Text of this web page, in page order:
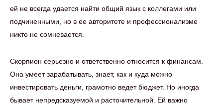
ей не всегда удается найти общий язык с коллегами или
подчиненными, но в ее авторитете и профессионализме
никто не сомневается.
Скорпион серьезно и ответственно относится к финансам.
Она умеет зарабатывать, знает, как и куда можно
инвестировать деньги, грамотно ведет бюджет. Но иногда
бывает непредсказуемой и расточительной. Ей важно